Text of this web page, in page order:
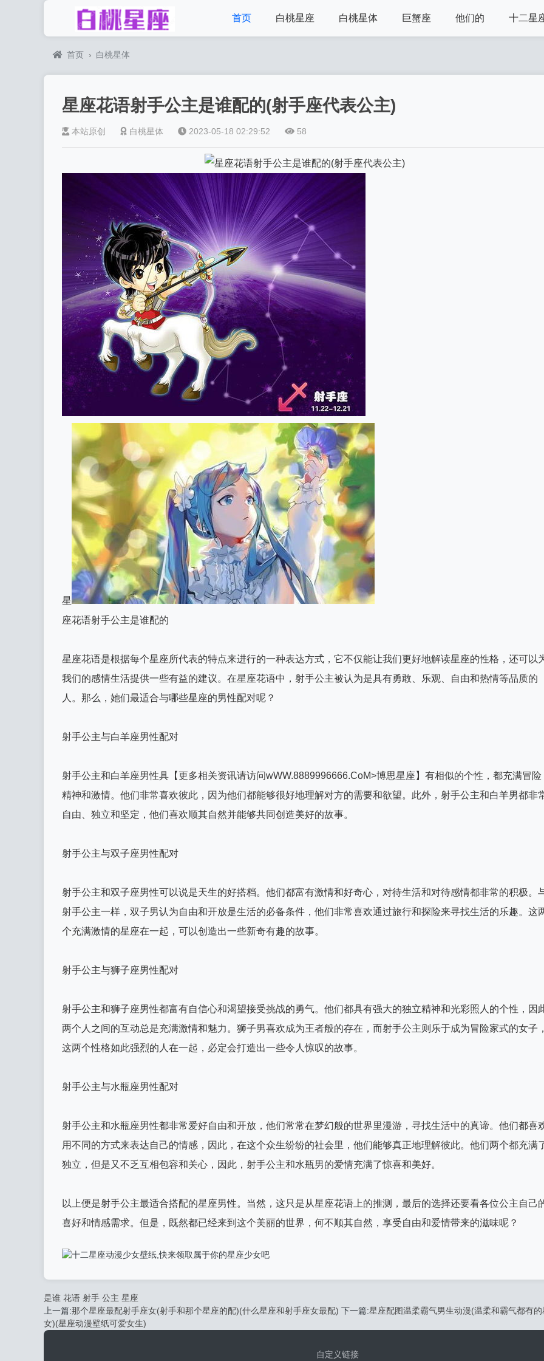
首页 白桃星座 白桃星体 巨蟹座 他们的 十二星
首页 › 白桃星体
星座花语射手公主是谁配的(射手座代表公主)
本站原创 白桃星体 2023-05-18 02:29:52 58
星
座花语射手公主是谁配的
星座花语是根据每个星座所代表的特点来进行的一种表达方式，它不仅能让我们更好地解读星座的性格，还可以
我们的感情生活提供一些有益的建议。在星座花语中，射手公主被认为是具有勇敢、乐观、自由和热情等品质的
人。那么，她们最适合与哪些星座的男性配对呢？
射手公主与白羊座男性配对
射手公主和白羊座男性具【更多相关资讯请访问wWW.8889996666.CoM>博思星座】有相似的个性，都充满冒险
精神和激情。他们非常喜欢彼此，因为他们都能够很好地理解对方的需要和欲望。此外，射手公主和白羊男都非
自由、独立和坚定，他们喜欢顺其自然并能够共同创造美好的故事。
射手公主与双子座男性配对
射手公主和双子座男性可以说是天生的好搭档。他们都富有激情和好奇心，对待生活和对待感情都非常的积极。
射手公主一样，双子男认为自由和开放是生活的必备条件，他们非常喜欢通过旅行和探险来寻找生活的乐趣。这
个充满激情的星座在一起，可以创造出一些新奇有趣的故事。
射手公主与狮子座男性配对
射手公主和狮子座男性都富有自信心和渴望接受挑战的勇气。他们都具有强大的独立精神和光彩照人的个性，因
两个人之间的互动总是充满激情和魅力。狮子男喜欢成为王者般的存在，而射手公主则乐于成为冒险家式的女子，
这两个性格如此强烈的人在一起，必定会打造出一些令人惊叹的故事。
射手公主与水瓶座男性配对
射手公主和水瓶座男性都非常爱好自由和开放，他们常常在梦幻般的世界里漫游，寻找生活中的真谛。他们都喜
用不同的方式来表达自己的情感，因此，在这个众生纷纷的社会里，他们能够真正地理解彼此。他们两个都充满
独立，但是又不乏互相包容和关心，因此，射手公主和水瓶男的爱情充满了惊喜和美好。
以上便是射手公主最适合搭配的星座男性。当然，这只是从星座花语上的推测，最后的选择还要看各位公主自己
喜好和情感需求。但是，既然都已经来到这个美丽的世界，何不顺其自然，享受自由和爱情带来的滋味呢？
是谁 花语 射手 公主 星座
上一篇:那个星座最配射手座女(射手和那个星座的配)(什么星座和射手座女最配) 下一篇:星座配图温柔霸气男生动漫(温柔和霸气都有的
女)(星座动漫壁纸可爱女生)
自定义链接